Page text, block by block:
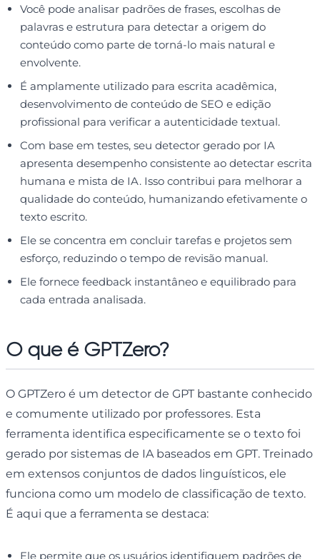
Você pode analisar padrões de frases, escolhas de
palavras e estrutura para detectar a origem do
conteúdo como parte de torná-lo mais natural e
envolvente.
É amplamente utilizado para escrita acadêmica,
desenvolvimento de conteúdo de SEO e edição
profissional para verificar a autenticidade textual.
Com base em testes, seu detector gerado por IA
apresenta desempenho consistente ao detectar escrita
humana e mista de IA. Isso contribui para melhorar a
qualidade do conteúdo, humanizando efetivamente o
texto escrito.
Ele se concentra em concluir tarefas e projetos sem
esforço, reduzindo o tempo de revisão manual.
Ele fornece feedback instantâneo e equilibrado para
cada entrada analisada.
O que é GPTZero?
O GPTZero é um detector de GPT bastante conhecido
e comumente utilizado por professores. Esta
ferramenta identifica especificamente se o texto foi
gerado por sistemas de IA baseados em GPT. Treinado
em extensos conjuntos de dados linguísticos, ele
funciona como um modelo de classificação de texto.
É aqui que a ferramenta se destaca:
Ele permite que os usuários identifiquem padrões de